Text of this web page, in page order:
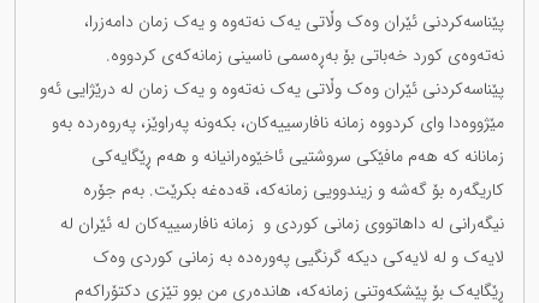
پێناسەکردنی ئێران وەک وڵاتی یەک نەتەوە و یەک زمان دامەزرا،
نەتەوەی کورد خەباتی بۆ بەڕەسمی ناسینی زمانەکەی کردووە.
پێناسەکردنی ئێران وەک وڵاتی یەک نەتەوە و یەک زمان لە درێژایی ئەو
مێژووەدا وای کردووە زمانە نافارسییەکان، بکەونە پەراوێز، پەروەردە بەو
زمانانە کە هەم مافێکی سروشتیی ئاخێوەرانیانە و هەم ڕێگایەکی
کاریگەرە بۆ گەشە و زیندوویی زمانەکە، قەدەغە بکرێت. بەم جۆرە
نیگەرانی لە داهاتووی زمانی کوردی و زمانە نافارسییەکان لە ئێران لە
لایەک و لە لایەکی دیکە گرنگیی پەورەدە بە زمانی کوردی وەک
ڕێگایەک بۆ پێشکەوتنی زمانەکە، هاندەری من بوو تێزی دکتۆراکەم